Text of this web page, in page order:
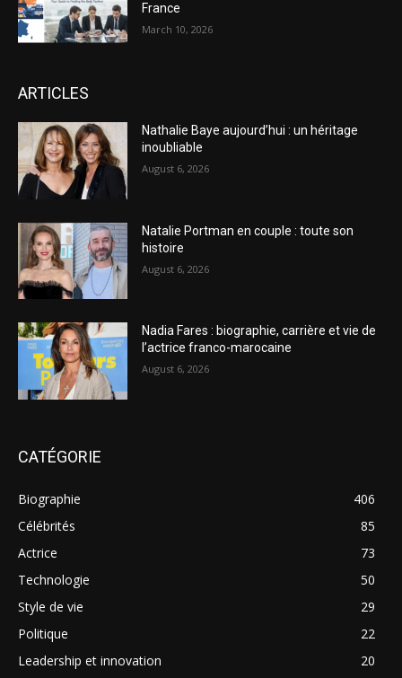
France
March 10, 2026
ARTICLES
Nathalie Baye aujourd’hui : un héritage
inoubliable
August 6, 2026
Natalie Portman en couple : toute son
histoire
August 6, 2026
Nadia Fares : biographie, carrière et vie de
l’actrice franco-marocaine
August 6, 2026
CATÉGORIE
Biographie
406
Célébrités
85
Actrice
73
Technologie
50
Style de vie
29
Politique
22
Leadership et innovation
20